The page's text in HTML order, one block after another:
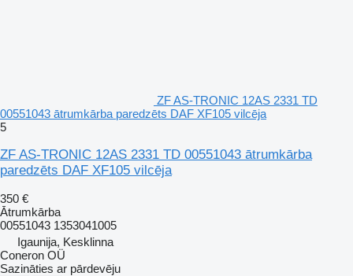
ZF AS-TRONIC 12AS 2331 TD
00551043 ātrumkārba paredzēts DAF XF105 vilcēja
5
ZF AS-TRONIC 12AS 2331 TD 00551043 ātrumkārba
paredzēts DAF XF105 vilcēja
350 €
Ātrumkārba
00551043 1353041005
Igaunija, Kesklinna
Coneron OÜ
Sazināties ar pārdevēju